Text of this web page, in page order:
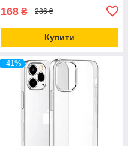
168 ₴ 286 ₴
Купити
–41%